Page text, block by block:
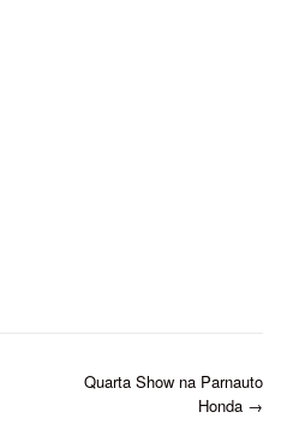
Quarta Show na Parnauto
Honda →